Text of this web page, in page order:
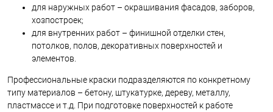
для наружных работ – окрашивания фасадов, заборов,
хозпостроек;
для внутренних работ – финишной отделки стен,
потолков, полов, декоративных поверхностей и
элементов.
Профессиональные краски подразделяются по конкретному
типу материалов – бетону, штукатурке, дереву, металлу,
пластмассе и т.д. При подготовке поверхностей к работе